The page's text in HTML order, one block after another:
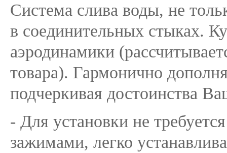
Система слива воды, не
в соединительных стыках.
аэродинамики
товара). Гармонично
подчеркивая достоинства
- Для установки не
зажимами, легко